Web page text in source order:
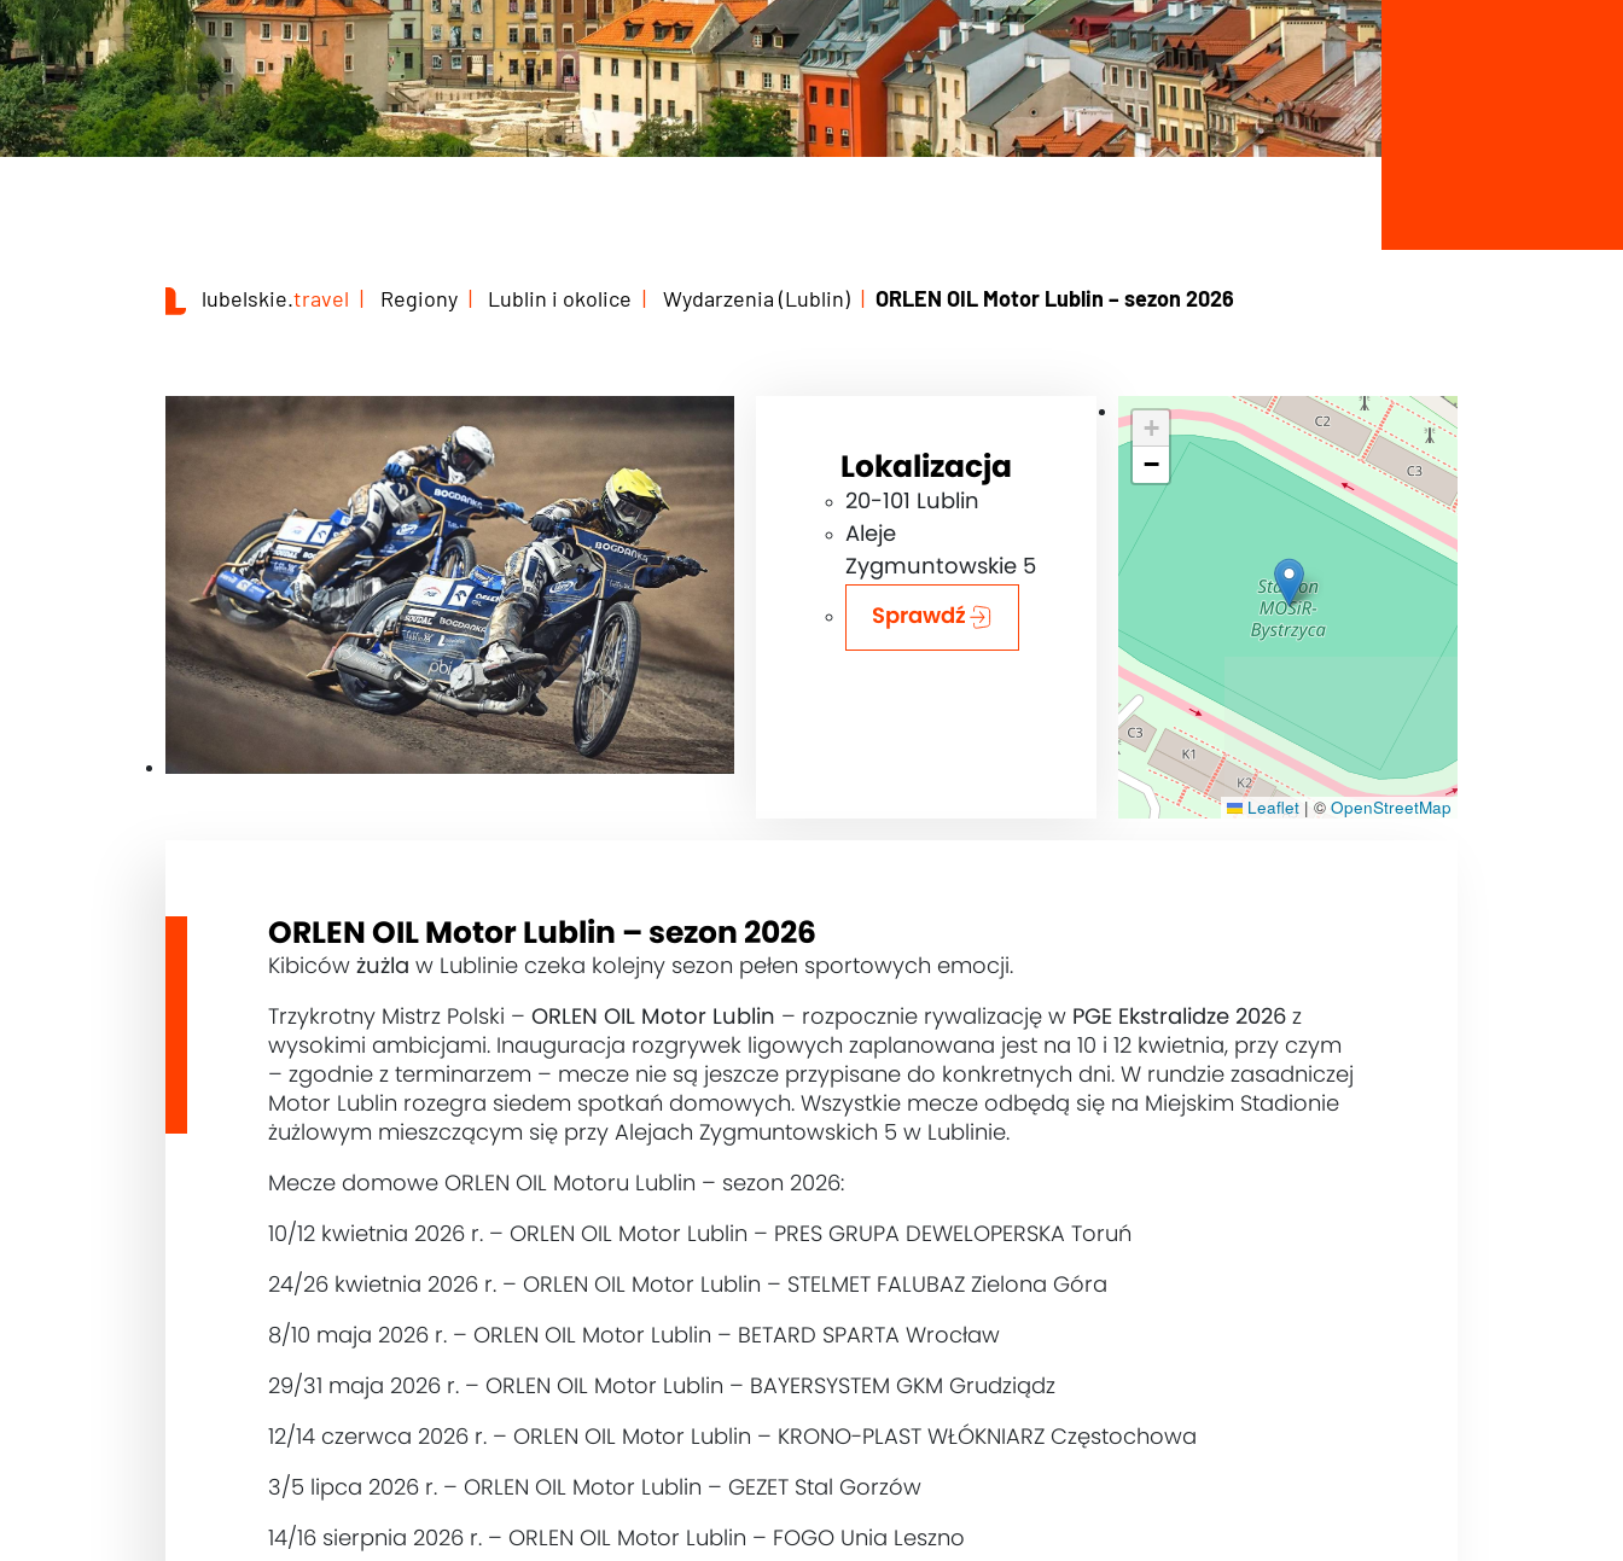
lubelskie.travel Regiony Lublin i okolice Wydarzenia (Lublin) ORLEN OIL Motor Lublin – sezon 2026
+
−
Leaflet | ©OpenStreetMap
Lokalizacja
20-101 Lublin
Aleje
Zygmuntowskie 5
Sprawdź
ORLEN OIL Motor Lublin – sezon 2026
Kibicówżużla w Lublinie czeka kolejny sezon pełen sportowych emocji.
Trzykrotny Mistrz Polski –ORLEN OIL Motor Lublin – rozpocznie rywalizację w PGE Ekstralidze 2026 z
wysokimi ambicjami. Inauguracja rozgrywek ligowych zaplanowana jest na 10 i 12 kwietnia, przy czym
– zgodnie z terminarzem – mecze nie są jeszcze przypisane do konkretnych dni. W rundzie zasadniczej
Motor Lublin rozegra siedem spotkań domowych. Wszystkie mecze odbędą się na Miejskim Stadionie
żużlowym mieszczącym się przy Alejach Zygmuntowskich 5 w Lublinie.
Mecze domowe ORLEN OIL Motoru Lublin – sezon 2026:
10/12 kwietnia 2026 r. – ORLEN OIL Motor Lublin – PRES GRUPA DEWELOPERSKA Toruń
24/26 kwietnia 2026 r. – ORLEN OIL Motor Lublin – STELMET FALUBAZ Zielona Góra
8/10 maja 2026 r. – ORLEN OIL Motor Lublin – BETARD SPARTA Wrocław
29/31 maja 2026 r. – ORLEN OIL Motor Lublin – BAYERSYSTEM GKM Grudziądz
12/14 czerwca 2026 r. – ORLEN OIL Motor Lublin – KRONO-PLAST WŁÓKNIARZ Częstochowa
3/5 lipca 2026 r. – ORLEN OIL Motor Lublin – GEZET Stal Gorzów
14/16 sierpnia 2026 r. – ORLEN OIL Motor Lublin – FOGO Unia Leszno